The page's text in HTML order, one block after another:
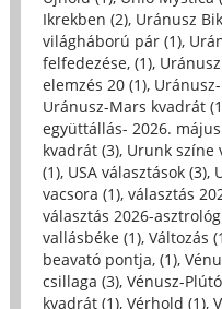
Ikrekben (2), Uránusz
világháború pár (1),
felfedezése, (1),
elemzés 20 (1),
Uránusz-Mars kvadrát
együttállás- 2026.
kvadrát (3), Urunk színe
(1), USA választások (3),
vacsora (1), választás
választás 2026-
vallásbéke (1), Változás
beavató pontja, (1),
csillaga (3), Vénusz-
kvadrát (1), Vérhold (1),